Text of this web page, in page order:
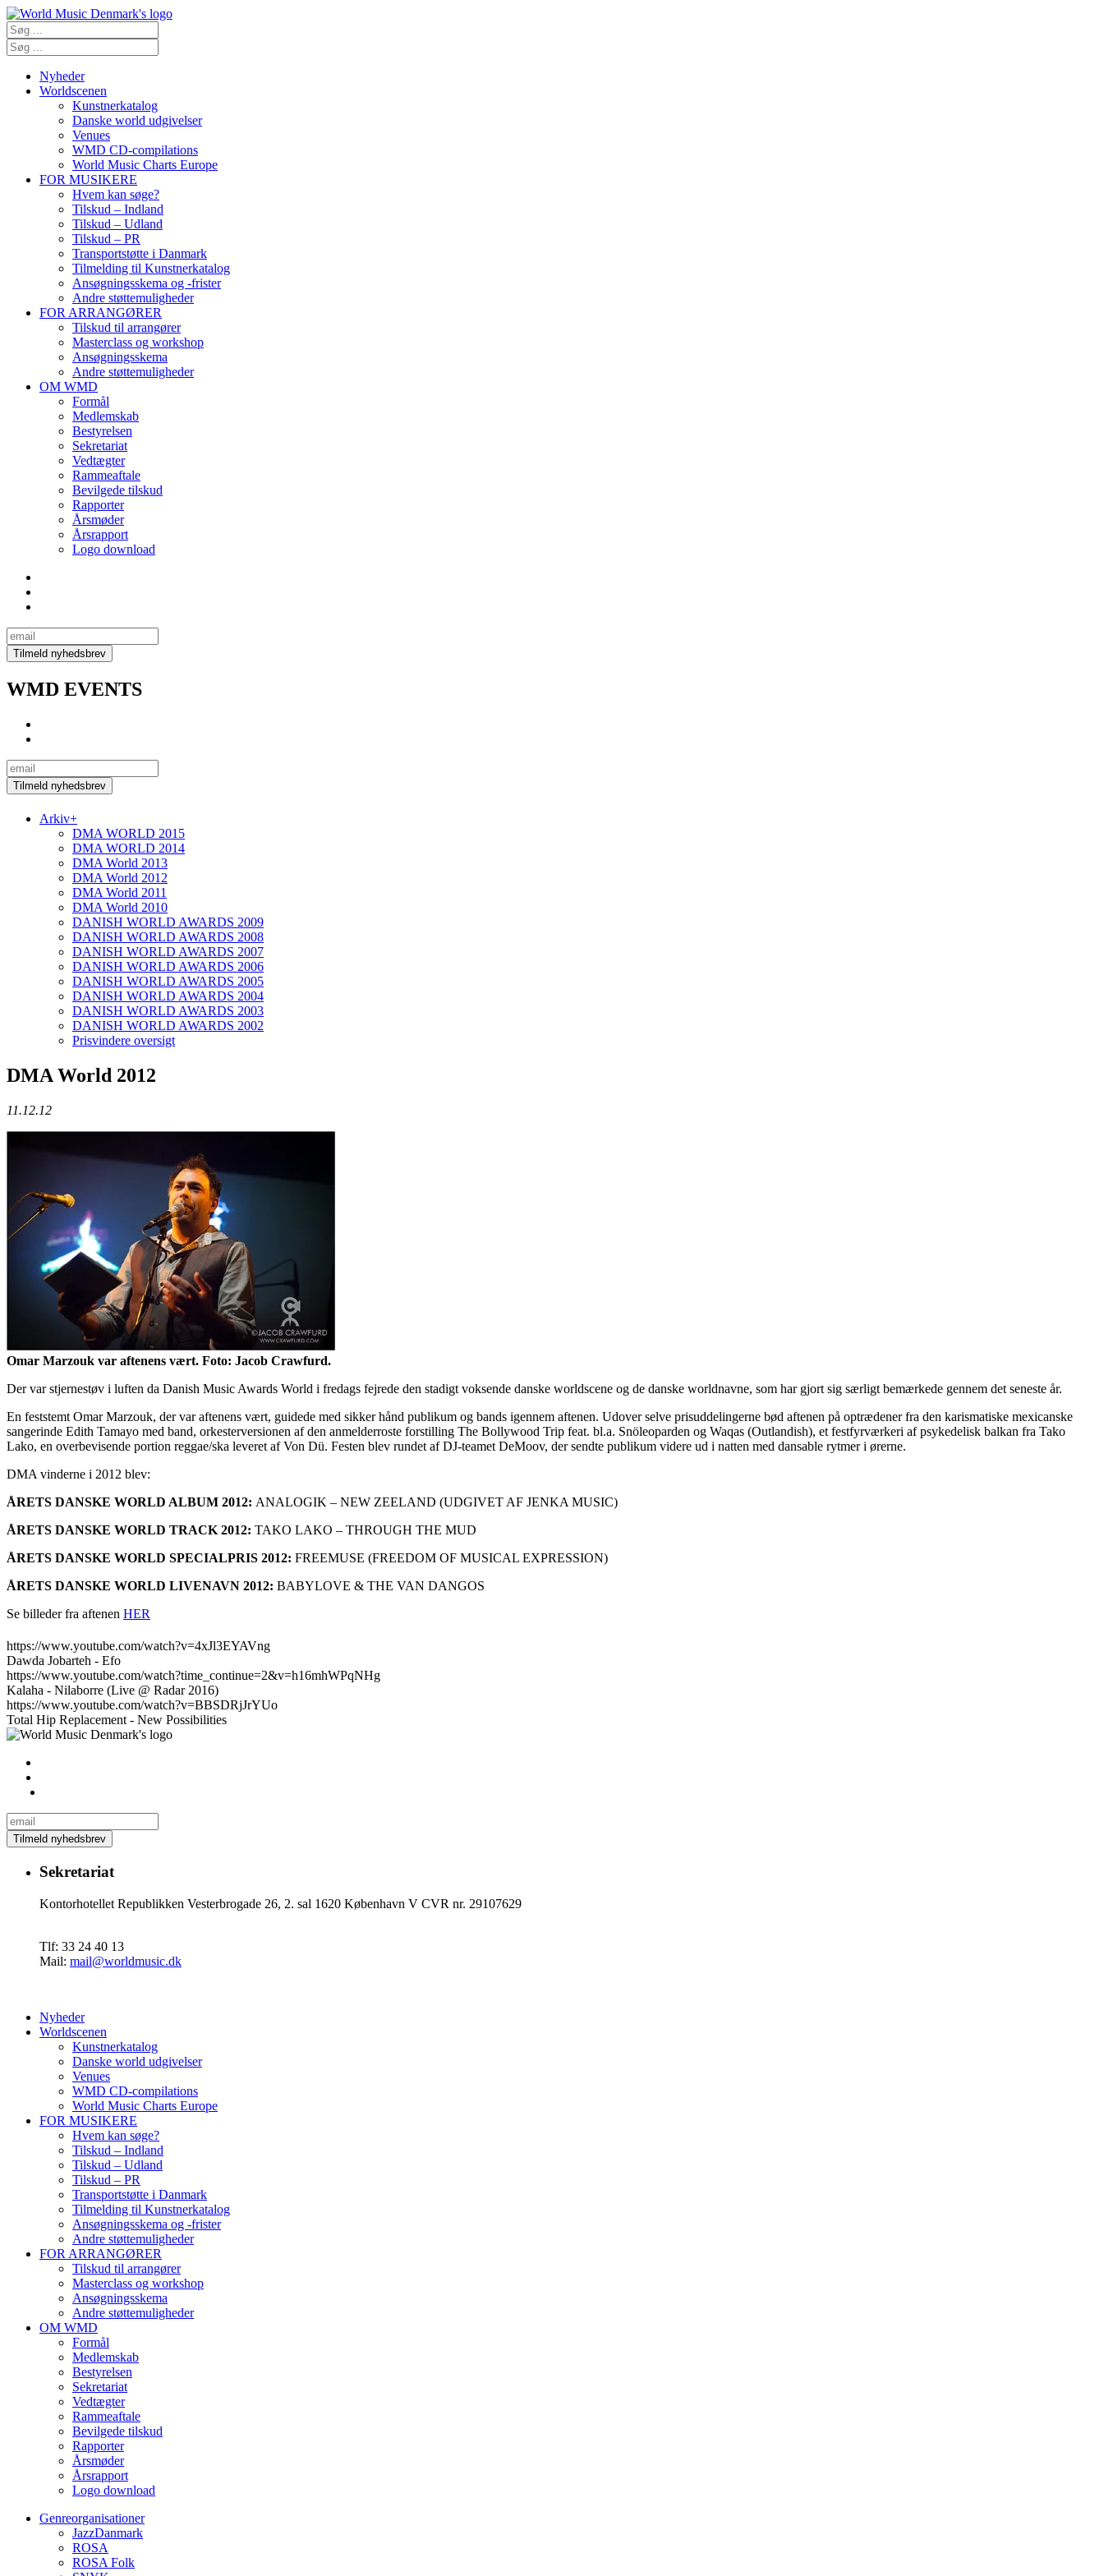
Nyheder
Worldscenen
Kunstnerkatalog
Danske world udgivelser
Venues
WMD CD-compilations
World Music Charts Europe
FOR MUSIKERE
Hvem kan søge?
Tilskud – Indland
Tilskud – Udland
Tilskud – PR
Transportstøtte i Danmark
Tilmelding til Kunstnerkatalog
Ansøgningsskema og -frister
Andre støttemuligheder
FOR ARRANGØRER
Tilskud til arrangører
Masterclass og workshop
Ansøgningsskema
Andre støttemuligheder
OM WMD
Formål
Medlemskab
Bestyrelsen
Sekretariat
Vedtægter
Rammeaftale
Bevilgede tilskud
Rapporter
Årsmøder
Årsrapport
Logo download
WMD EVENTS
Arkiv+
DMA WORLD 2015
DMA WORLD 2014
DMA World 2013
DMA World 2012
DMA World 2011
DMA World 2010
DANISH WORLD AWARDS 2009
DANISH WORLD AWARDS 2008
DANISH WORLD AWARDS 2007
DANISH WORLD AWARDS 2006
DANISH WORLD AWARDS 2005
DANISH WORLD AWARDS 2004
DANISH WORLD AWARDS 2003
DANISH WORLD AWARDS 2002
Prisvindere oversigt
DMA World 2012
11.12.12
Omar Marzouk var aftenens vært. Foto: Jacob Crawfurd.
Der var stjernestøv i luften da Danish Music Awards World i fredags fejrede den stadigt voksende danske worldscene og de danske worldnavne, som har gjort sig særligt bemærkede gennem det seneste år.
En feststemt Omar Marzouk, der var aftenens vært, guidede med sikker hånd publikum og bands igennem aftenen. Udover selve prisuddelingerne bød aftenen på optrædener fra den karismatiske mexicanske
sangerinde Edith Tamayo med band, orkesterversionen af den anmelderroste forstilling The Bollywood Trip feat. bl.a. Snöleoparden og Waqas (Outlandish), et festfyrværkeri af psykedelisk balkan fra Tako
Lako, en overbevisende portion reggae/ska leveret af Von Dü. Festen blev rundet af DJ-teamet DeMoov, der sendte publikum videre ud i natten med dansable rytmer i ørerne.
DMA vinderne i 2012 blev:
ÅRETS DANSKE WORLD ALBUM 2012: ANALOGIK – NEW ZEELAND (UDGIVET AF JENKA MUSIC)
ÅRETS DANSKE WORLD TRACK 2012: TAKO LAKO – THROUGH THE MUD
ÅRETS DANSKE WORLD SPECIALPRIS 2012: FREEMUSE (FREEDOM OF MUSICAL EXPRESSION)
ÅRETS DANSKE WORLD LIVENAVN 2012: BABYLOVE & THE VAN DANGOS
Se billeder fra aftenen HER
https://www.youtube.com/watch?v=4xJl3EYAVng
Dawda Jobarteh - Efo
https://www.youtube.com/watch?time_continue=2&v=h16mhWPqNHg
Kalaha - Nilaborre (Live @ Radar 2016)
https://www.youtube.com/watch?v=BBSDRjJrYUo
Total Hip Replacement - New Possibilities
Sekretariat
Kontorhotellet Republikken Vesterbrogade 26, 2. sal 1620 København V CVR nr. 29107629
Tlf: 33 24 40 13
Mail: mail@worldmusic.dk
Nyheder
Worldscenen
Kunstnerkatalog
Danske world udgivelser
Venues
WMD CD-compilations
World Music Charts Europe
FOR MUSIKERE
Hvem kan søge?
Tilskud – Indland
Tilskud – Udland
Tilskud – PR
Transportstøtte i Danmark
Tilmelding til Kunstnerkatalog
Ansøgningsskema og -frister
Andre støttemuligheder
FOR ARRANGØRER
Tilskud til arrangører
Masterclass og workshop
Ansøgningsskema
Andre støttemuligheder
OM WMD
Formål
Medlemskab
Bestyrelsen
Sekretariat
Vedtægter
Rammeaftale
Bevilgede tilskud
Rapporter
Årsmøder
Årsrapport
Logo download
Genreorganisationer
JazzDanmark
ROSA
ROSA Folk